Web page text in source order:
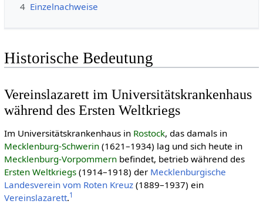
4 Einzelnachweise
Historische Bedeutung
Vereinslazarett im Universitätskrankenhaus
während des Ersten Weltkriegs
Im Universitätskrankenhaus in Rostock, das damals in
Mecklenburg-Schwerin(1621–1934) lag und sich heute in
Mecklenburg-Vorpommernbefindet, betrieb während des
Ersten Welt­kriegs(1914–1918) der Mecklenburgische
Landesverein vom Roten Kreuz(1889–1937) ein
Vereinslazarett.1